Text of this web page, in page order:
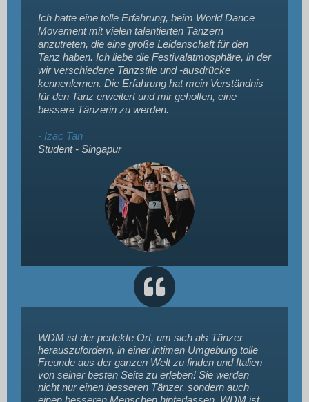
Ich hatte eine tolle Erfahrung, beim World Dance
Movement mit vielen talentierten Tänzern
anzutreten, die eine große Leidenschaft für den
Tanz haben. Ich liebe die Festivalatmosphäre, in der
wir verschiedene Tanzstile und -ausdrücke
kennenlernen. Die Erfahrung hat mein Verständnis
für den Tanz erweitert und mir geholfen, eine
bessere Tänzerin zu werden.
- Izac Tan
Student - Singapur
WDM ist der perfekte Ort, um sich als Tänzer
herauszufordern, in einer intimen Umgebung tolle
Freunde aus der ganzen Welt zu finden und Italien
von seiner besten Seite zu erleben! Sie werden
nicht nur einen besseren Tänzer, sondern auch